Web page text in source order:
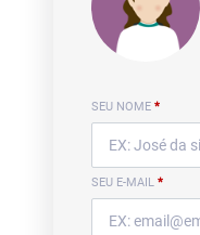
SEU NOME *
SEU E-MAIL *